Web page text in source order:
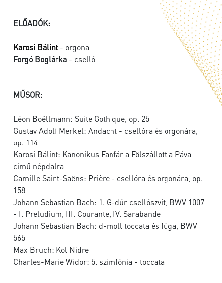
ELŐADÓK:
Karosi Bálint - orgona
Forgó Boglárka - cselló
MŰSOR:
Léon Boëllmann: Suite Gothique, op. 25
Gustav Adolf Merkel: Andacht - csellóra és orgonára,
op. 114
Karosi Bálint: Kanonikus Fanfár a Fölszállott a Páva
című népdalra
Camille Saint-Saëns: Prière - csellóra és orgonára, op.
158
Johann Sebastian Bach: 1. G-dúr csellószvit, BWV 1007
- I. Preludium, III. Courante, IV. Sarabande
Johann Sebastian Bach: d-moll toccata és fúga, BWV
565
Max Bruch: Kol Nidre
Charles-Marie Widor: 5. szimfónia - toccata